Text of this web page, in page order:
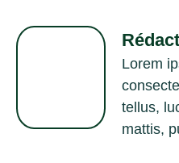
Lorem
tellus,
mattis,